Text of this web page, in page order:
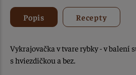
Popis Recepty
Vykrajovačka v tvare rybky - v balení
s hviezdičkou a bez.